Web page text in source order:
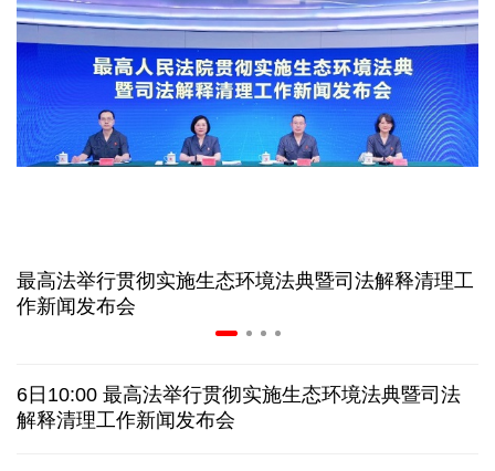
球票撬动全城消费 赛事经济如何将"流量"变"增量"
第五届数贸会将首设Token专区 探索算力贸易新路径
北京：非京籍家庭购房社保个税缴纳年限下调为一年
31省份上半年外贸成绩单出炉 见证产业提质跃迁
俄黑客称获取北约直接参与袭击俄领土的书面证据
最高法举行贯彻实施生态环境法典暨司法解释清理工
作新闻发布会
6日10:00 最高法举行贯彻实施生态环境法典暨司法
解释清理工作新闻发布会